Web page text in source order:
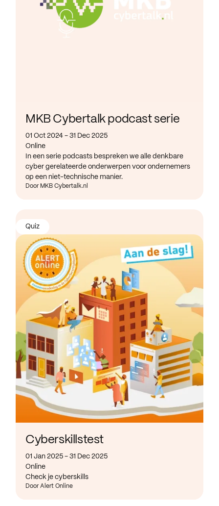
MKB Cybertalk podcast serie
01 Oct 2024 - 31 Dec 2025
Online
In een serie podcasts bespreken we alle denkbare
cyber gerelateerde onderwerpen voor ondernemers
op een niet-technische manier.
Door MKB Cybertalk.nl
Cyberskillstest
01 Jan 2025 - 31 Dec 2025
Online
Check je cyberskills
Door Alert Online
Quiz